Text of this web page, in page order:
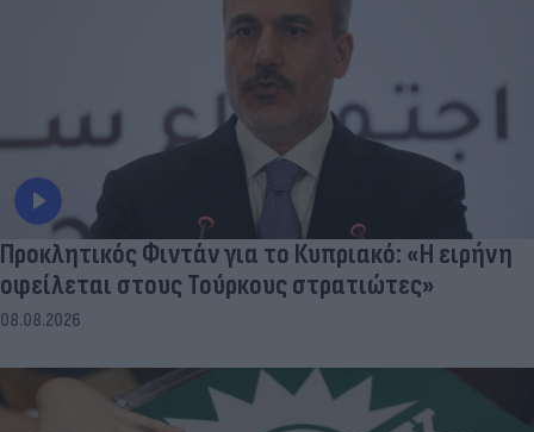
Προκλητικός Φιντάν για το Κυπριακό: «Η ειρήνη
οφείλεται στους Τούρκους στρατιώτες»
08.08.2026